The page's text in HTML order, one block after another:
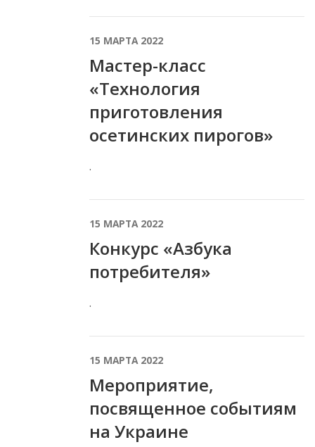
15 МАРТА 2022
Мастер-класс
«Технология
приготовления
осетинских пирогов»
.
15 МАРТА 2022
Конкурс «Азбука
потребителя»
.
15 МАРТА 2022
Мероприятие,
посвященное событиям
на Украине